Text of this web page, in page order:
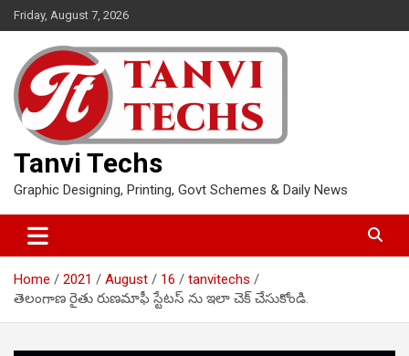
Skip
to
content
Friday, August 7, 2026
Tanvi Techs
Graphic Designing, Printing, Govt Schemes & Daily News
Home 2021 August 16
tanvitechs
తెలంగాణ రైతు రుణమాఫీ స్టేటస్ ను ఇలా చెక్ చేసుకోండి.